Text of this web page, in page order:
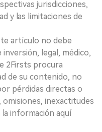
jurisdicciones,
y las limitaciones de
artículo no debe
legal, médico,
2Firsts procura
de su contenido, no
pérdidas directas o
inexactitudes
información aquí